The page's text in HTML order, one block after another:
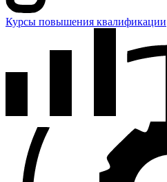
Курсы повышения квалификации